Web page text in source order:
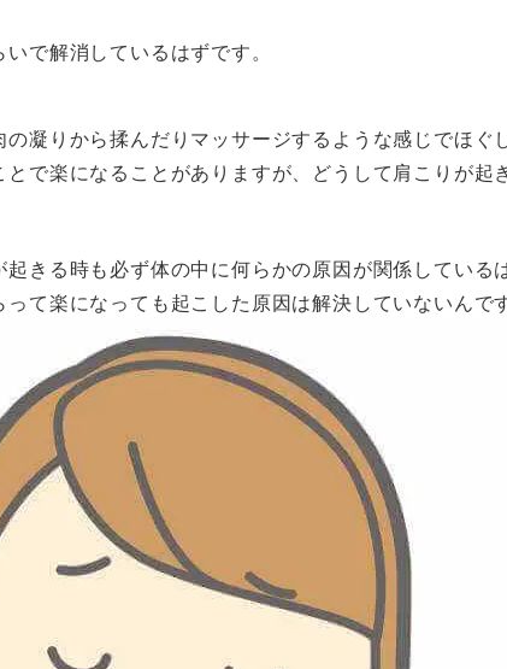
で解消しているはずです。
凝りから揉んだりマッサージするような感じでほぐ
で楽になることがありますが、どうして肩こりが起
きる時も必ず体の中に何らかの原因が関係している
て楽になっても起こした原因は解決していないんです